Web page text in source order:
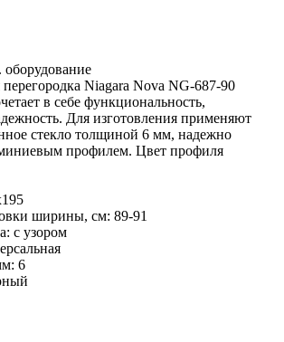
Niagara Nova NG-687-90
в себе функциональность,
Для изготовления применяют
стекло толщиной 6 мм, надежно
профилем. Цвет профиля
ширины, см: 89-91
с узором
6